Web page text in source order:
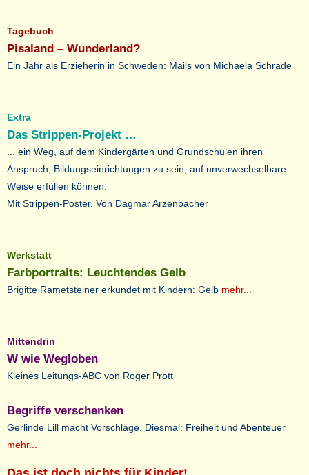
Tagebuch
Pisaland – Wunderland?
Ein Jahr als Erzieherin in Schweden: Mails von Michaela Schrade
Extra
Das Strippen-Projekt …
... ein Weg, auf dem Kindergärten und Grundschulen ihren
Anspruch, Bildungseinrichtungen zu sein, auf unverwechselbare
Weise erfüllen können.
Mit Strippen-Poster. Von Dagmar Arzenbacher
Werkstatt
Farbportraits: Leuchtendes Gelb
Brigitte Rametsteiner erkundet mit Kindern: Gelb mehr...
Mittendrin
W wie Wegloben
Kleines Leitungs-ABC von Roger Prott
Begriffe verschenken
Gerlinde Lill macht Vorschläge. Diesmal: Freiheit und Abenteuer
mehr...